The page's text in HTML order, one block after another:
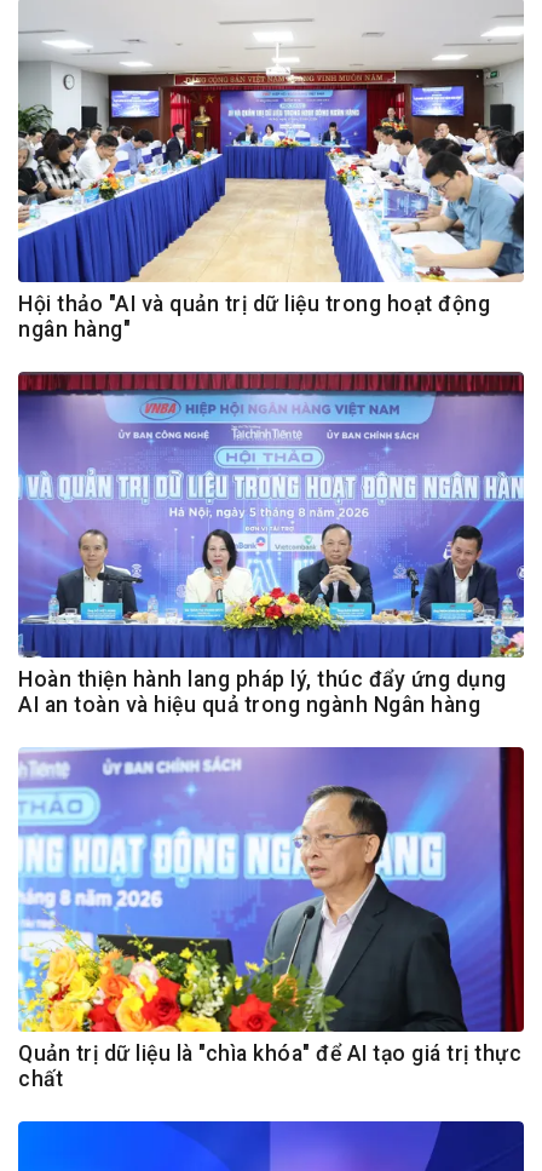
Hội thảo "AI và quản trị dữ liệu trong hoạt động
ngân hàng"
Hoàn thiện hành lang pháp lý, thúc đẩy ứng dụng
AI an toàn và hiệu quả trong ngành Ngân hàng
Quản trị dữ liệu là "chìa khóa" để AI tạo giá trị thực
chất